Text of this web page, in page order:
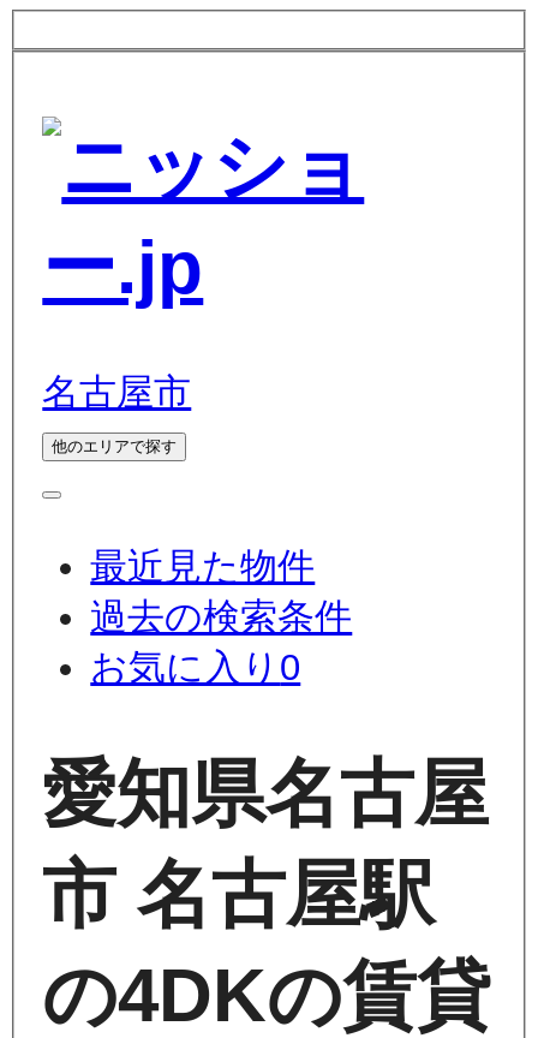
名古屋市
他のエリアで探す
最近見た物件
過去の検索条件
お気に入り 0
愛知県名古屋
市 名古屋駅
の4DKの賃貸